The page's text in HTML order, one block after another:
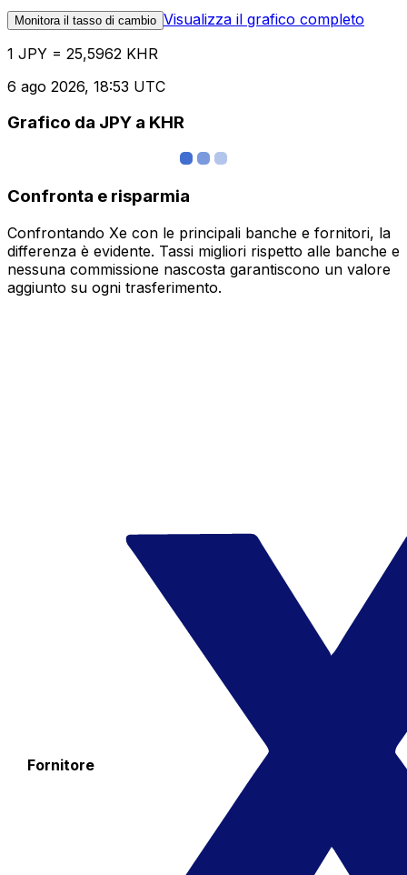
Monitora il tasso di cambio Visualizza il grafico completo
1 JPY = 25,5962 KHR
6 ago 2026, 18:53 UTC
Grafico da JPY a KHR
Confronta e risparmia
Confrontando Xe con le principali banche e fornitori, la
differenza è evidente. Tassi migliori rispetto alle banche e
nessuna commissione nascosta garantiscono un valore
aggiunto su ogni trasferimento.
Fornitore